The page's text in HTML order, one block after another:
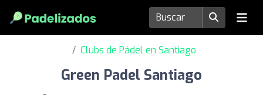
Clubs de Pádel en Santiago
Green Padel Santiago